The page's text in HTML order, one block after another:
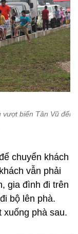
vượt biển Tân Vũ đến
chuyển khách
vẫn phải
gia đình đi trên
bộ lên phà.
phà sau.